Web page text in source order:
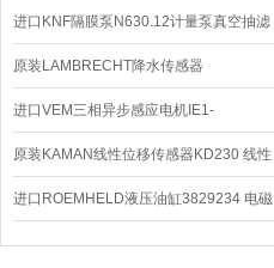
进口KNF隔膜泵N630.12计量泵真空抽滤
泵价格
原装LAMBRECHT降水传感器
00.14575.20气象仪
进口VEM三相异步感应电机IE1-
K21R80G4马达
原装KAMAN线性位移传感器KD230 线性
编码器
进口ROEMHELD液压油缸3829234 电磁
阀定位器